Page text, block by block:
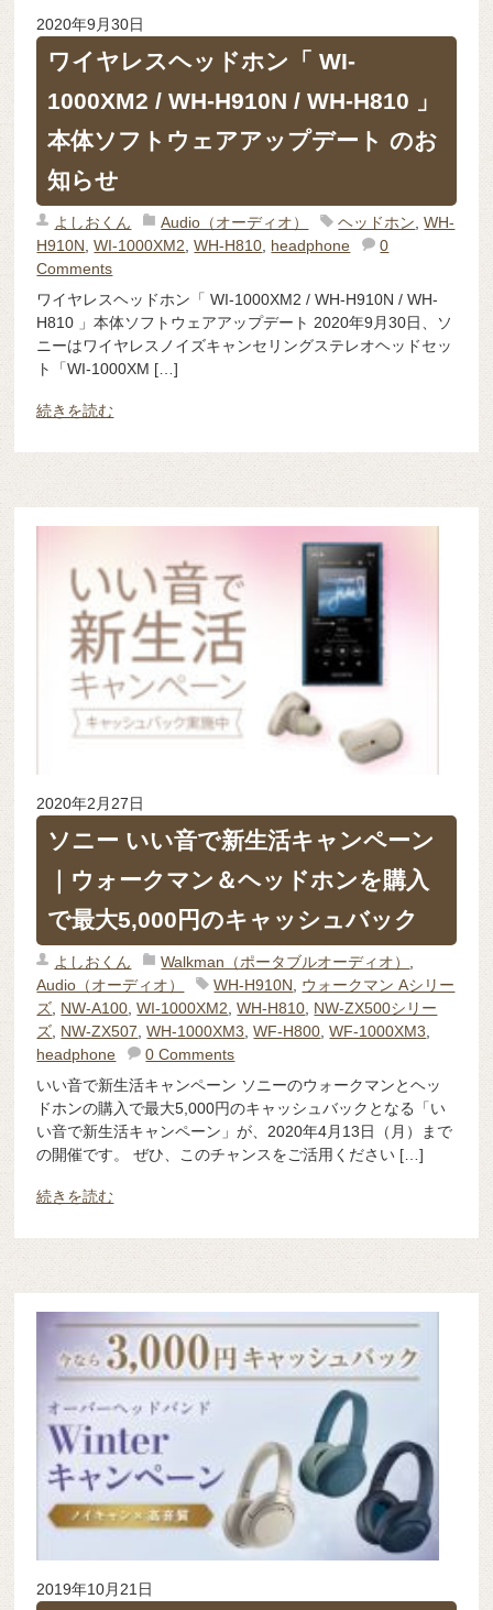
2020年9月30日
ワイヤレスヘッドホン「 WI-
1000XM2 / WH-H910N / WH-H810 」
本体ソフトウェアアップデート のお
知らせ
よしおくん Audio（オーディオ） ヘッドホン ,WH-
H910N ,WI-1000XM2 ,WH-H810 headphone
0
Comments
ワイヤレスヘッドホン「 WI-1000XM2 / WH-H910N / WH-
H810 」本体ソフトウェアアップデート 2020年9月30日、ソ
ニーはワイヤレスノイズキャンセリングステレオヘッドセッ
ト「WI-1000XM […]
続きを読む
2020年2月27日
ソニー いい音で新生活キャンペーン
｜ウォークマン＆ヘッドホンを購入
で最大5,000円のキャッシュバック
よしおくん Walkman（ポータブルオーディオ）
Audio（オーディオ）
WH-H910N
ウォークマン Aシリー
ズ NW-A100 ,WI-1000XM2 ,WH-H810 NW-ZX500シリー
ズ NW-ZX507 ,WH-1000XM3 ,WF-H800 ,WF-1000XM3
headphone
0 Comments
いい音で新生活キャンペーン ソニーのウォークマンとヘッ
ドホンの購入で最大5,000円のキャッシュバックとなる「い
い音で新生活キャンペーン」が、2020年4月13日（月）まで
の開催です。 ぜひ、このチャンスをご活用ください […]
続きを読む
2019年10月21日